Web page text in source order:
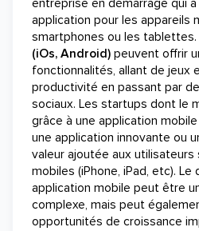
entreprise en démarrage qui
application pour les appareils
smartphones ou les tablettes.
(iOs, Android) peuvent offrir
fonctionnalités, allant de jeux
productivité en passant par
sociaux. Les startups dont le
grâce à une application
une application innovante ou
valeur ajoutée aux utilisateurs
mobiles (iPhone, iPad, etc).
application mobile peut être
complexe, mais peut
opportunités de croissance